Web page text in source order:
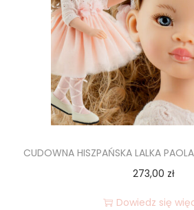
CUDOWNA HISZPAŃSKA LALKA
273,00 zł
Dowiedz się